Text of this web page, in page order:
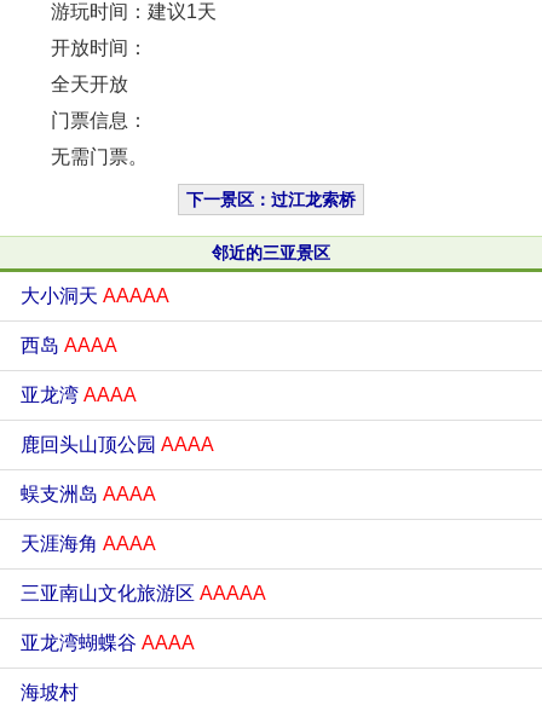
游玩时间：建议1天
开放时间：
全天开放
门票信息：
无需门票。
下一景区：过江龙索桥
邻近的三亚景区
大小洞天 AAAAA
西岛 AAAA
亚龙湾 AAAA
鹿回头山顶公园 AAAA
蜈支洲岛 AAAA
天涯海角 AAAA
三亚南山文化旅游区 AAAAA
亚龙湾蝴蝶谷 AAAA
海坡村